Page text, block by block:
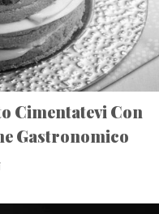
Cimentatevi Con
Gastronomico